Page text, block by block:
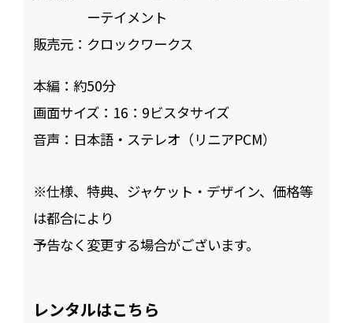
ーテイメント
販売元： クロックワークス
本編： 約50
画面サイズ： 16：9ビスタサイズ
音声： 日本語・ステレオ（リニアPCM）
※仕様、特典、ジャケット・デザイン、価格等
は都合により
予告なく変更する場合がございます。
レンタルはこちら